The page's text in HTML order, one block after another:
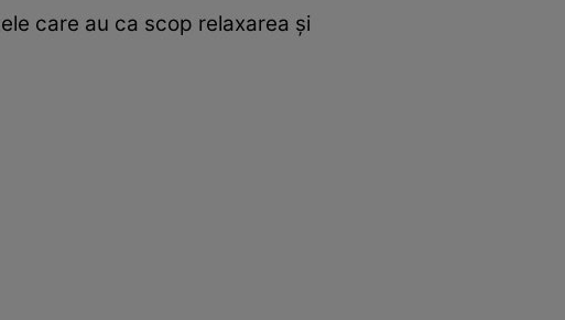
care au ca scop relaxarea şi